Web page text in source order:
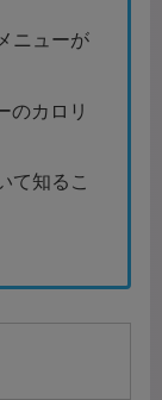
ニューが
のカロリ
て知るこ